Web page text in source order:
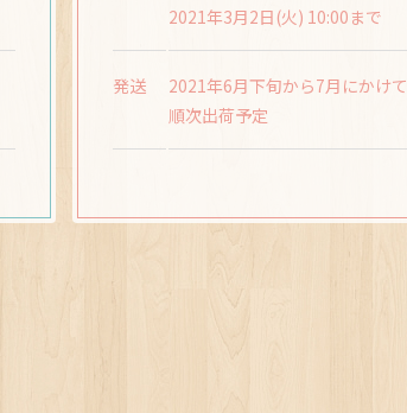
2021年3月2日(火) 10:00まで
発送
2021年6月下旬から7月にかけて
順次出荷予定